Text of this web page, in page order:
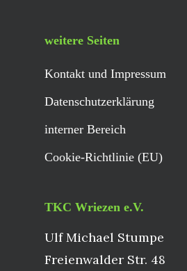
weitere Seiten
Kontakt und Impressum
Datenschutzerklärung
interner Bereich
Cookie-Richtlinie (EU)
TKC Wriezen e.V.
Ulf Michael Stumpe
Freienwalder Str. 48